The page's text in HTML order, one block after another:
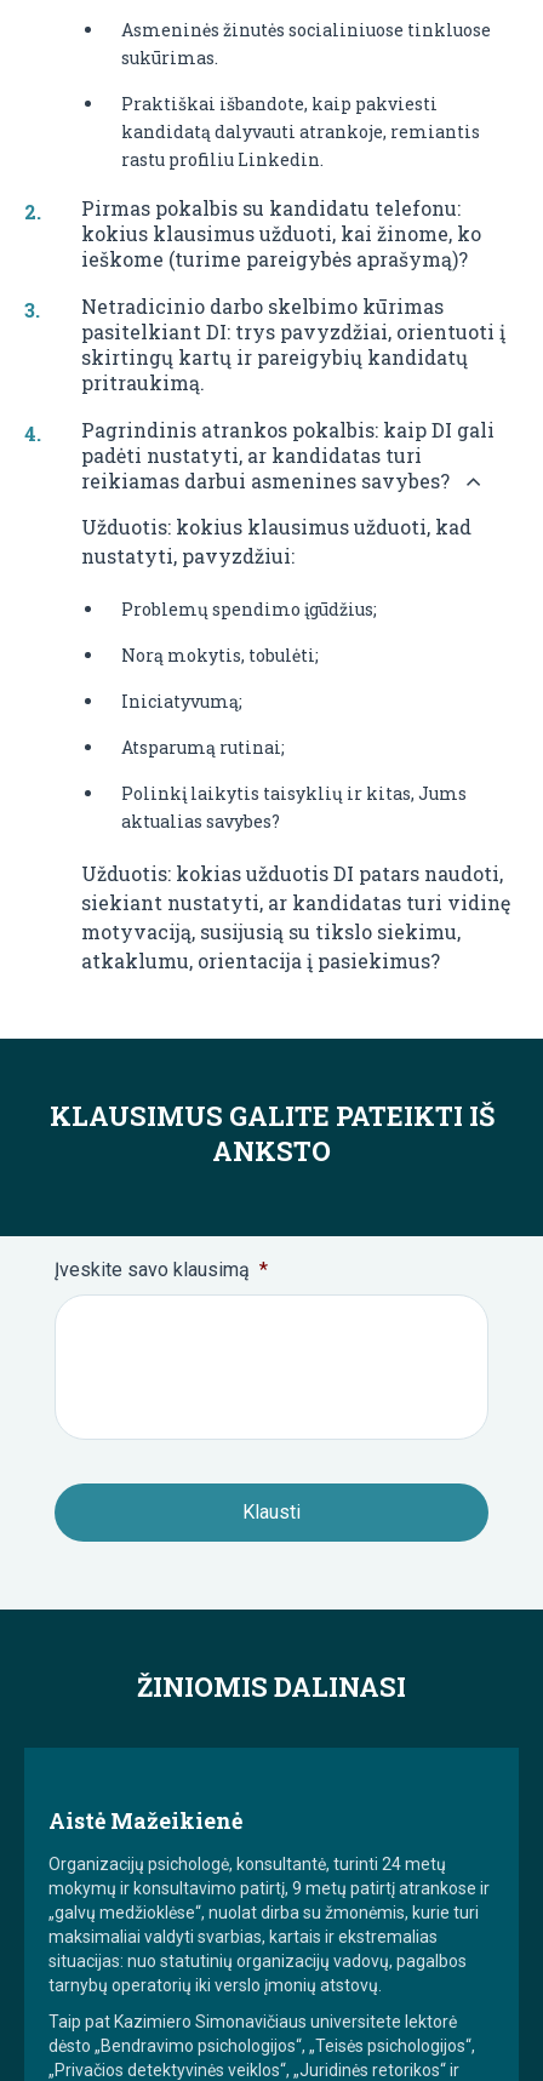
Asmeninės žinutės socialiniuose tinkluose
sukūrimas.
Praktiškai išbandote, kaip pakviesti
kandidatą dalyvauti atrankoje, remiantis
rastu profiliu Linkedin.
Pirmas pokalbis su kandidatu telefonu:
kokius klausimus užduoti, kai žinome, ko
ieškome (turime pareigybės aprašymą)?
Netradicinio darbo skelbimo kūrimas
pasitelkiant DI: trys pavyzdžiai, orientuoti į
skirtingų kartų ir pareigybių kandidatų
pritraukimą.
Pagrindinis atrankos pokalbis: kaip DI gali
padėti nustatyti, ar kandidatas turi
reikiamas darbui asmenines savybes?
Užduotis: kokius klausimus užduoti, kad
nustatyti, pavyzdžiui:
Problemų spendimo įgūdžius;
Norą mokytis, tobulėti;
Iniciatyvumą;
Atsparumą rutinai;
Polinkį laikytis taisyklių ir kitas, Jums
aktualias savybes?
Užduotis: kokias užduotis DI patars naudoti,
siekiant nustatyti, ar kandidatas turi vidinę
motyvaciją, susijusią su tikslo siekimu,
atkaklumu, orientacija į pasiekimus?
KLAUSIMUS GALITE PATEIKTI IŠ
ANKSTO
Įveskite savo klausimą *
ŽINIOMIS DALINASI
Aistė Mažeikienė
Organizacijų psichologė, konsultantė, turinti 24 metų
mokymų ir konsultavimo patirtį, 9 metų patirtį atrankose ir
„galvų medžioklėse“, nuolat dirba su žmonėmis, kurie turi
maksimaliai valdyti svarbias, kartais ir ekstremalias
situacijas: nuo statutinių organizacijų vadovų, pagalbos
tarnybų operatorių iki verslo įmonių atstovų.
Taip pat Kazimiero Simonavičiaus universitete lektorė
dėsto „Bendravimo psichologijos“, „Teisės psichologijos“,
„Privačios detektyvinės veiklos“, „Juridinės retorikos“ ir